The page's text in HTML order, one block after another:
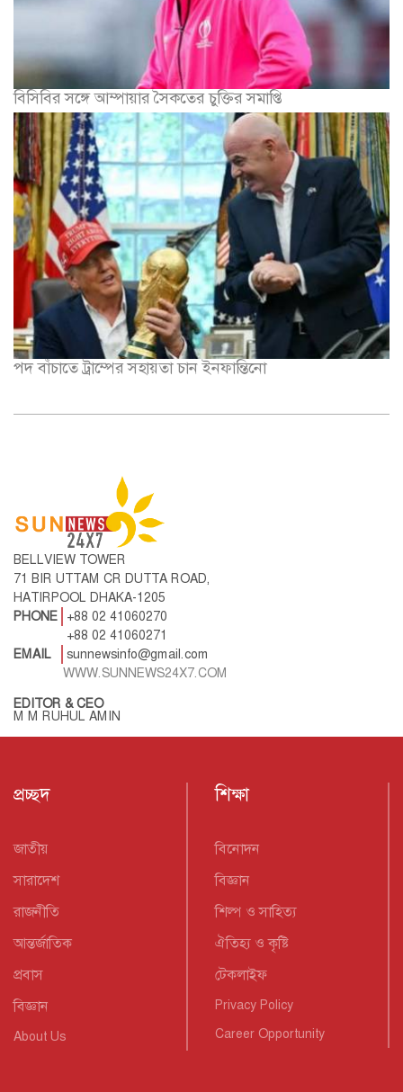
বিসিবির সঙ্গে আম্পায়ার সৈকতের চুক্তির সমাপ্তি
পদ বাঁচাতে ট্রাম্পের সহায়তা চান ইনফান্তিনো
BELLVIEW TOWER
71 BIR UTTAM CR DUTTA ROAD,
HATIRPOOL DHAKA-1205
PHONE
+88 02 41060270
+88 02 41060271
EMAIL
sunnewsinfo@gmail.com
WWW.SUNNEWS24X7.COM
EDITOR & CEO
M M RUHUL AMIN
প্রচ্ছদ
জাতীয়
সারাদেশ
রাজনীতি
আন্তর্জাতিক
প্রবাস
বিজ্ঞান
About Us
শিক্ষা
বিনোদন
বিজ্ঞান
শিল্প ও সাহিত্য
ঐতিহ্য ও কৃষ্টি
টেকলাইফ
Privacy Policy
Career Opportunity